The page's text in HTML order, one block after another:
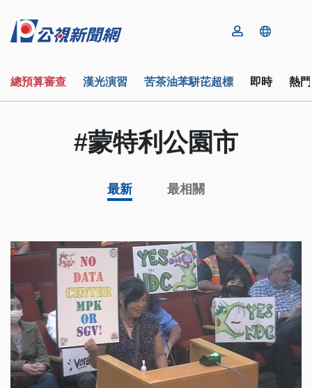
總預算審查 漢光演習 苦茶油苯駢芘超標 即時 熱
#蒙特利公園市
最新 最相關